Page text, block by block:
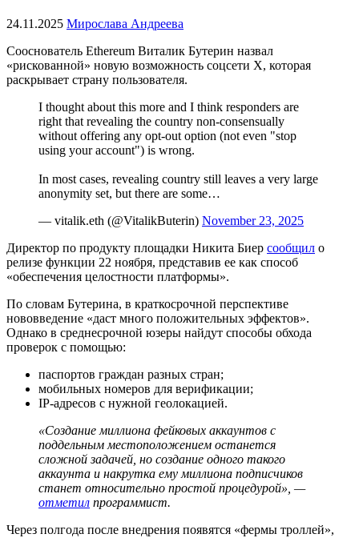
24.11.2025 Мирослава Андреева
Сооснователь Ethereum Виталик Бутерин назвал
«рискованной» новую возможность соцсети X, которая
раскрывает страну пользователя.
I thought about this more and I think responders are
right that revealing the country non-consensually
without offering any opt-out option (not even "stop
using your account") is wrong.
In most cases, revealing country still leaves a very large
anonymity set, but there are some…
— vitalik.eth (@VitalikButerin) November 23, 2025
Директор по продукту площадки Никита Биер сообщил о
релизе функции 22 ноября, представив ее как способ
«обеспечения целостности платформы».
По словам Бутерина, в краткосрочной перспективе
нововведение «даст много положительных эффектов».
Однако в среднесрочной юзеры найдут способы обхода
проверок с помощью:
паспортов граждан разных стран;
мобильных номеров для верификации;
IP-адресов с нужной геолокацией.
«Создание миллиона фейковых аккаунтов с
поддельным местоположением останется
сложной задачей, но создание одного такого
аккаунта и накрутка ему миллиона подписчиков
станет относительно простой процедурой», —
отметил программист.
Через полгода после внедрения появятся «фермы троллей»,